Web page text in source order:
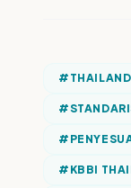
#
#
#
# KBBI